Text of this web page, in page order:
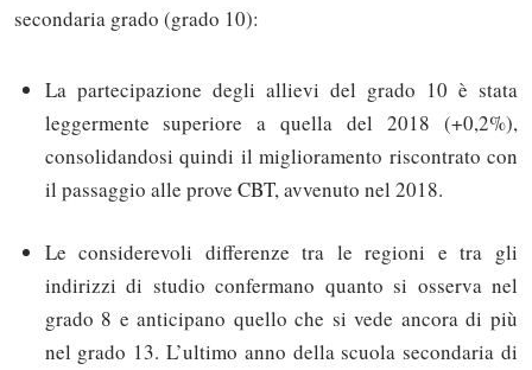
secondaria grado (grado 10):
La partecipazione degli allievi del grado 10 è stata
leggermente superiore a quella del 2018 (+0,2%),
consolidandosi quindi il miglioramento riscontrato con
il passaggio alle prove CBT, avvenuto nel 2018.
Le considerevoli differenze tra le regioni e tra gli
indirizzi di studio confermano quanto si osserva nel
grado 8 e anticipano quello che si vede ancora di più
nel grado 13. L’ultimo anno della scuola secondaria di